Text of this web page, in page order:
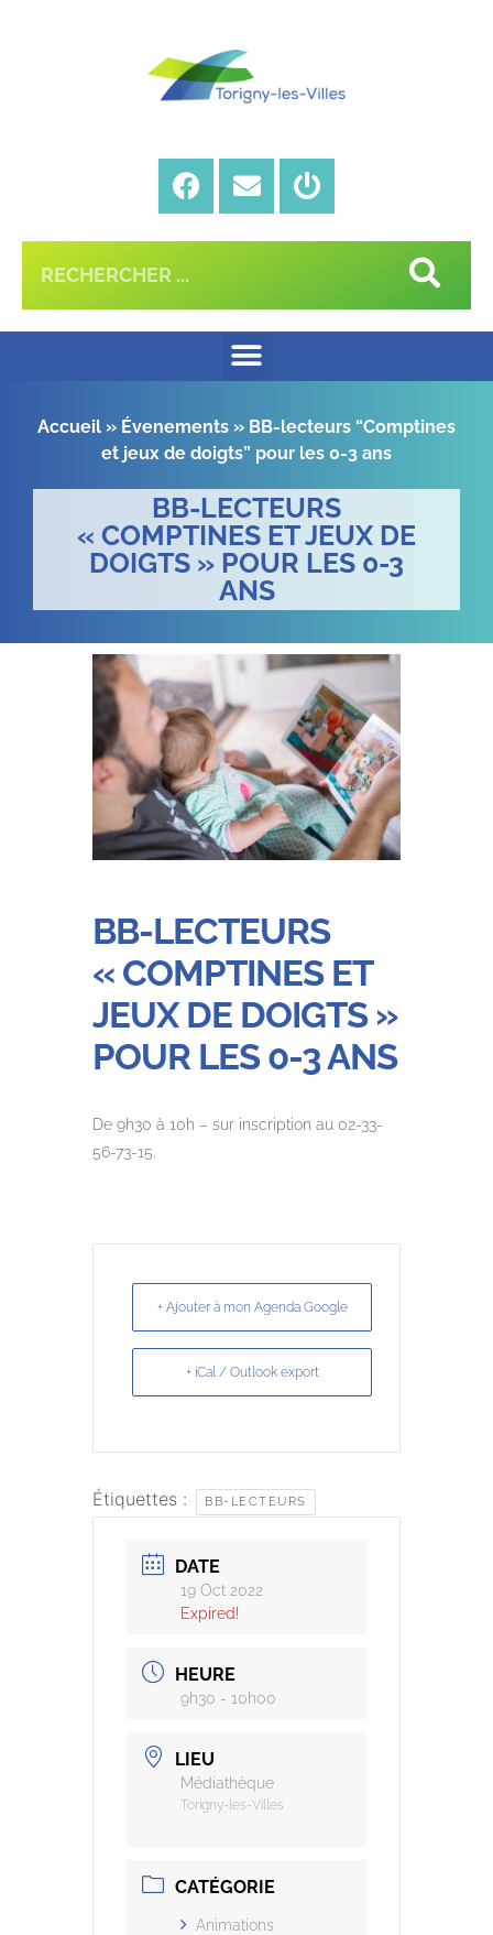
Accueil » Évenements » BB-lecteurs “Comptines
et jeux de doigts” pour les 0-3 ans
BB-LECTEURS
« COMPTINES ET JEUX DE
DOIGTS » POUR LES 0-3
ANS
BB-LECTEURS
« COMPTINES ET
JEUX DE DOIGTS »
POUR LES 0-3 ANS
De 9h30 à 10h – sur inscription au 02-33-
56-73-15.
+ Ajouter à mon Agenda Google
+ iCal / Outlook export
Étiquettes : BB-LECTEURS
DATE
19 Oct 2022
Expired!
HEURE
9h30 - 10h00
LIEU
Médiathèque
Torigny-les-Villes
CATÉGORIE
Animations